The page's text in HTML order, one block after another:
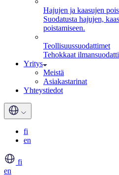
Hajujen ja kaasujen
Suodatusta hajujen,
poistamiseen.
Teollisuuss­uodattimet
Tehokkaat
Yritys
Meistä
Asiakastarinat
Yhteystiedot
fi
en
fi
en